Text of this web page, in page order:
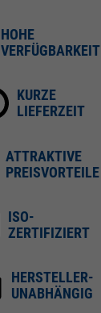
HOHE
VERFÜGBARKEIT
KURZE
LIEFERZEIT
ATTRAKTIVE
PREISVORTEILE
ISO-
ZERTIFIZIERT
HERSTELLER-
UNABHÄNGIG